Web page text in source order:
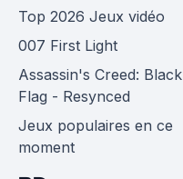
Top 2026 Jeux vidéo
007 First Light
Assassin's Creed: Black
Flag - Resynced
Jeux populaires en ce
moment